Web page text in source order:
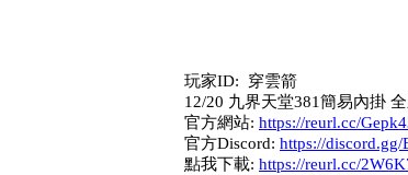
玩家ID: 穿雲箭
12/20 九界天堂381簡易內掛
官方網站: https://reurl.cc/
官方Discord: https://discord.gg/
點我下載: https://reurl.cc/